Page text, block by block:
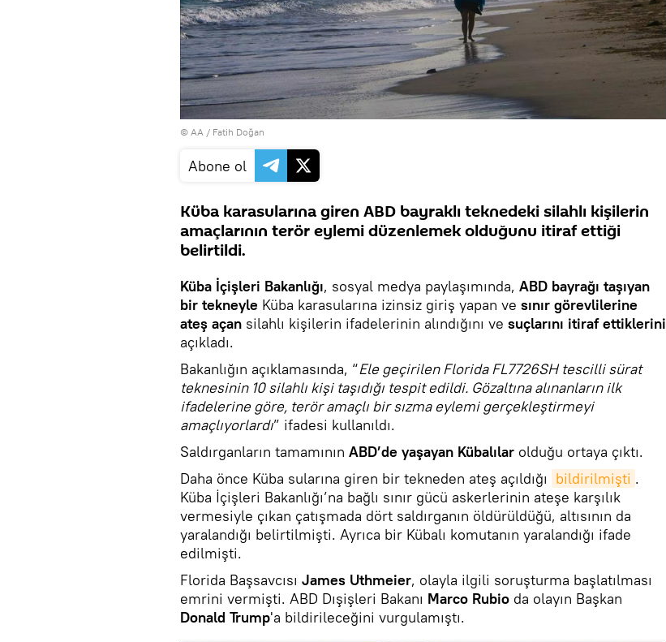
© AA / Fatih Doğan
Abone ol
Küba karasularına giren ABD bayraklı teknedeki silahlı kişilerin
amaçlarının terör eylemi düzenlemek olduğunu itiraf ettiği
belirtildi.
Küba İçişleri Bakanlığı, sosyal medya paylaşımında, ABD bayrağı taşıyan
bir tekneyle Küba karasularına izinsiz giriş yapan ve sınır görevlilerine
ateş açan silahlı kişilerin ifadelerinin alındığını ve suçlarını itiraf ettiklerini
açıkladı.
Bakanlığın açıklamasında, “Ele geçirilen Florida FL7726SH tescilli sürat
teknesinin 10 silahlı kişi taşıdığı tespit edildi. Gözaltına alınanların ilk
ifadelerine göre, terör amaçlı bir sızma eylemi gerçekleştirmeyi
amaçlıyorlardı” ifadesi kullanıldı.
Saldırganların tamamının ABD’de yaşayan Kübalılar olduğu ortaya çıktı.
Daha önce Küba sularına giren bir tekneden ateş açıldığı bildirilmişti .
Küba İçişleri Bakanlığı’na bağlı sınır gücü askerlerinin ateşe karşılık
vermesiyle çıkan çatışmada dört saldırganın öldürüldüğü, altısının da
yaralandığı belirtilmişti. Ayrıca bir Kübalı komutanın yaralandığı ifade
edilmişti.
Florida Başsavcısı James Uthmeier, olayla ilgili soruşturma başlatılması
emrini vermişti. ABD Dışişleri Bakanı Marco Rubio da olayın Başkan
Donald Trump'a bildirileceğini vurgulamıştı.